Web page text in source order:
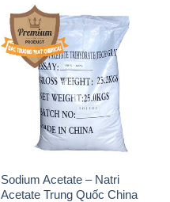
Sodium Acetate – Natri
Acetate Trung Quốc China